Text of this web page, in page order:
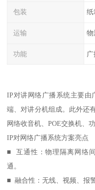
包装 纸
运输 物
功能
IP对讲网络广播系统主要由
端、对讲分机组成。此外还
网络收音机、POE交换机、
IP对网络广播系统方案亮点
■ 互通性：物理隔离网络
通。
■ 融合性：无线、视频、报